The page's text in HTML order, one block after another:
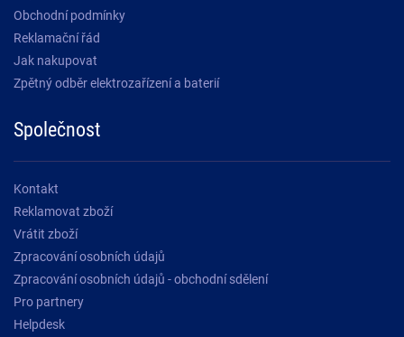
Obchodní podmínky
Reklamační řád
Jak nakupovat
Zpětný odběr elektrozařízení a baterií
Společnost
Kontakt
Reklamovat zboží
Vrátit zboží
Zpracování osobních údajů
Zpracování osobních údajů - obchodní sdělení
Pro partnery
Helpdesk